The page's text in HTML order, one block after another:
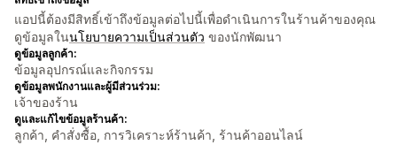
แอปนี้ต้องมีสิทธิ์เข้าถึงข้อมูลต่อไปนี้เพื่อดำเนินการในร้านค้าของคุณ
ดูข้อมูลในนโยบายความเป็นส่วนตัว ของนักพัฒนา
ดูข้อมูลลูกค้า:
ข้อมูลอุปกรณ์และกิจกรรม
ดูข้อมูลพนักงานและผู้มีส่วนร่วม:
เจ้าของร้าน
ดูและแก้ไขข้อมูลร้านค้า:
ลูกค้า, คำสั่งซื้อ, การวิเคราะห์ร้านค้า, ร้านค้าออนไลน์